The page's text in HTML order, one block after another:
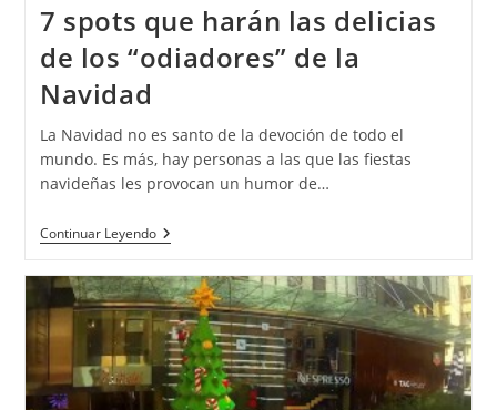
7 spots que harán las delicias
de los “odiadores” de la
Navidad
La Navidad no es santo de la devoción de todo el
mundo. Es más, hay personas a las que las fiestas
navideñas les provocan un humor de…
Continuar Leyendo